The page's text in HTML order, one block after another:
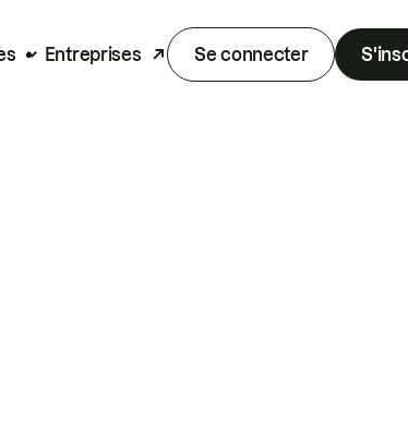
Entreprises Se connecter